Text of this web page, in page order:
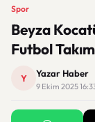
Spor
Beyza
Futbol
Y Yazar Haber
9 Ekim 2025